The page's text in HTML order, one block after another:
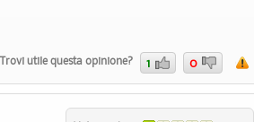
Trovi utile questa opinione? 1 0